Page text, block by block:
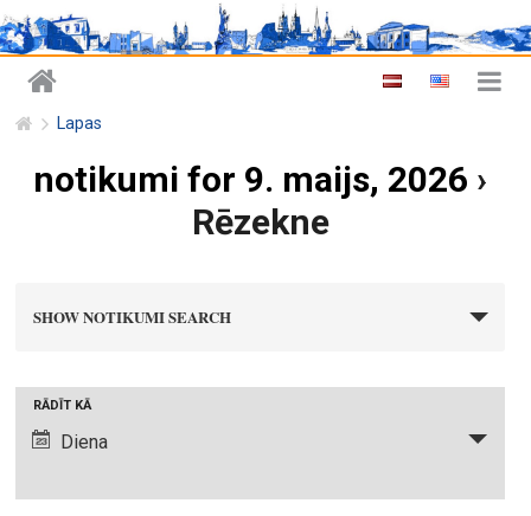
Lapas
notikumi for 9. maijs, 2026 ›
Rēzekne
i
SHOW NOTIKUMI SEARCH
i
RĀDĪT KĀ
Diena